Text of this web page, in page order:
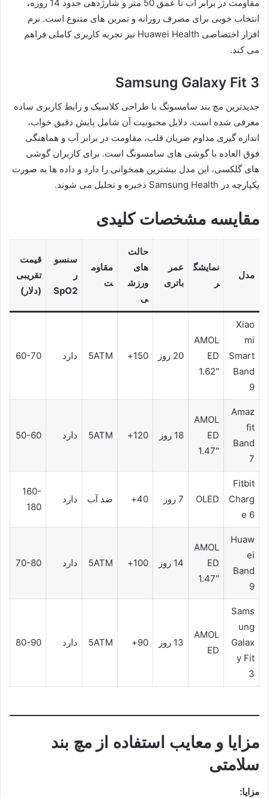
مقاومت در برابر آب تا عمق 50 متر و شارژدهی حدود 14 روزه،
انتخاب خوبی برای مصرف روزانه و تمرین های متنوع است. نرم
افزار اختصاصی Huawei Health نیز تجربه کاربری کاملی فراهم
می کند.
Samsung Galaxy Fit 3
جدیدترین مچ بند سامسونگ با طراحی کلاسیک و رابط کاربری ساده
معرفی شده است. دلایل محبوبیت آن شامل پایش دقیق خواب،
اندازه گیری مداوم ضربان قلب، مقاومت در برابر آب و هماهنگی
فوق العاده با گوشی های سامسونگ است. برای کاربران گوشی
های گلکسی، این مدل بیشترین همخوانی را دارد و داده ها به صورت
یکپارچه در Samsung Health ذخیره و تحلیل می شوند.
مقایسه مشخصات کلیدی
مدل
نمایشگ
ر
عمر
باتری
حالت
های
ورزش
ی
مقاوم
ت
سنسو
ر
SpO2
قیمت
تقریبی
(دلار)
Xiao
mi
Smart
Band
9
AMOL
ED
1.62″
20 روز 150+
5ATM دارد 60-70
Amaz
fit
Band
7
AMOL
ED
1.47″
18 روز 120+
5ATM دارد 50-60
Fitbit
Charg
e 6
OLED 7 روز 40+ ضد آب دارد
160-
180
Huaw
ei
Band
9
AMOL
ED
1.47″
14 روز 100+
5ATM دارد 70-80
Sams
ung
Galax
y Fit
3
AMOL
ED
13 روز 90+
5ATM دارد 80-90
مزایا و معایب استفاده از مچ بند
سلامتی
مزایا: